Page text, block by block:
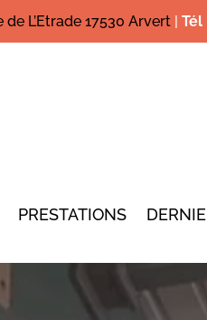
de L’Etrade 17530 Arvert | Tél
PRESTATIONS